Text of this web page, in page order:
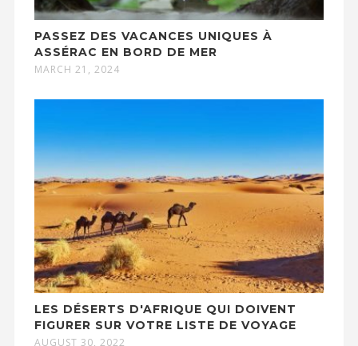
PASSEZ DES VACANCES UNIQUES À
ASSÉRAC EN BORD DE MER
MARCH 21, 2024
LES DÉSERTS D'AFRIQUE QUI DOIVENT
FIGURER SUR VOTRE LISTE DE VOYAGE
AUGUST 30, 2022